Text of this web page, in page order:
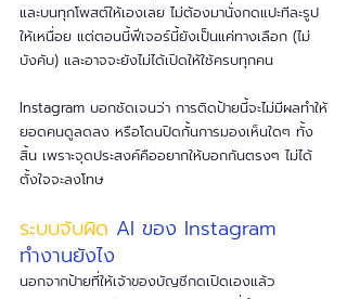
และบนทุกโพสต์ให้เองเลย ไม่ต้องมานั่งกดแปะทีละรูป
ให้เหนื่อย แต่ตอนนี้ฟีเจอร์นี้ยังเป็นแค่ทางเลือก (ไม่
บังคับ) และอาจจะยังไม่ได้เปิดให้ใช้ครบทุกคน
Instagram บอกชัดเจนว่า การติดป้ายนี้จะไม่มีผลทำให้
ยอดคนดูลดลง หรือโดนปิดกั้นการมองเห็นใดๆ ทั้ง
สิ้น เพราะจุดประสงค์คืออยากให้บอกกันตรงๆ ไม่ได้
ตั้งใจจะลงโทษ
ระบบจับผิด AI ของ Instagram
ทำงานยังไง
นอกจากป้ายที่ให้เจ้าของบัญชีกดเปิดเองแล้ว